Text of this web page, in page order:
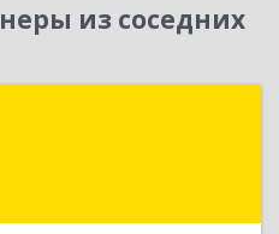
из соседних
Якутск г, Ленина пр-